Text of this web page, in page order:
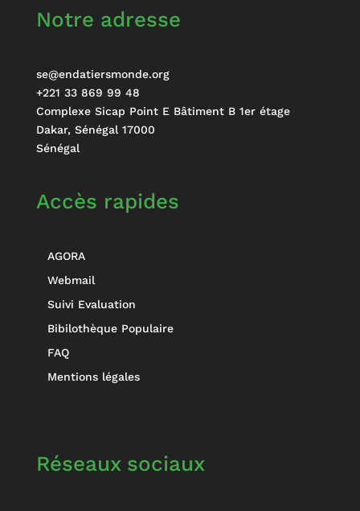
Notre adresse
se@endatiersmonde.org
+221 33 869 99 48
Complexe Sicap Point E Bâtiment B 1er étage
Dakar, Sénégal 17000
Sénégal
Accès rapides
AGORA
Webmail
Suivi Evaluation
Bibilothèque Populaire
FAQ
Mentions légales
Réseaux sociaux